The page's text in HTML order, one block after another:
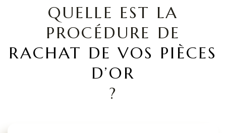
QUELLE EST LA
PROCÉDURE DE
RACHAT DE VOS PIÈCES
D’OR
?